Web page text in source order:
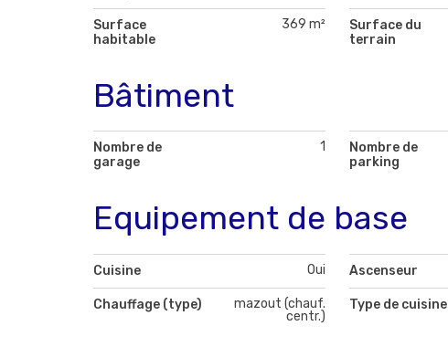
Surface
habitable
369 m²
Surface du
terrain
Bâtiment
Nombre de
garage
1
Nombre de
parking
Equipement de base
Cuisine Oui Ascenseur
Chauffage (type)
mazout (chauf.
centr.)
Type de cuisine